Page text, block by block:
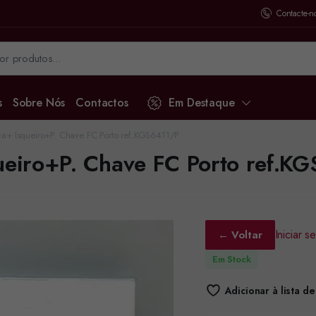
Contacte-
Sobre Nós Contactos Em Destaque
Chave FC Porto
← Voltar Iniciar
Em Stock
Adicionar à lista